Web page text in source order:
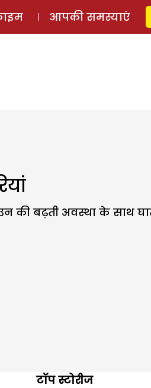
लॉग इन ⚲
आपकी समस्याएं
उन की बढ़ती अवस्था के साथ
टॉप स्टोरीज